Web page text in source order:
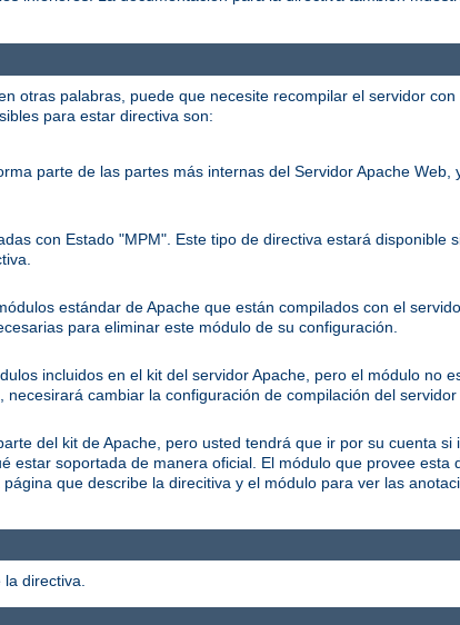
otras palabras, puede que necesite recompilar el servidor
para estar directiva son:
parte de las partes más internas del Servidor Apache Web,
con Estado "MPM". Este tipo de directiva estará disponible
estándar de Apache que están compilados con el
para eliminar este módulo de su configuración.
incluidos en el kit del servidor Apache, pero el módulo no
cambiar la configuración de compilación del servidor
del kit de Apache, pero usted tendrá que ir por su cuenta si
soportada de manera oficial. El módulo que provee esta
que describe la direcitiva y el módulo para ver las
directiva.